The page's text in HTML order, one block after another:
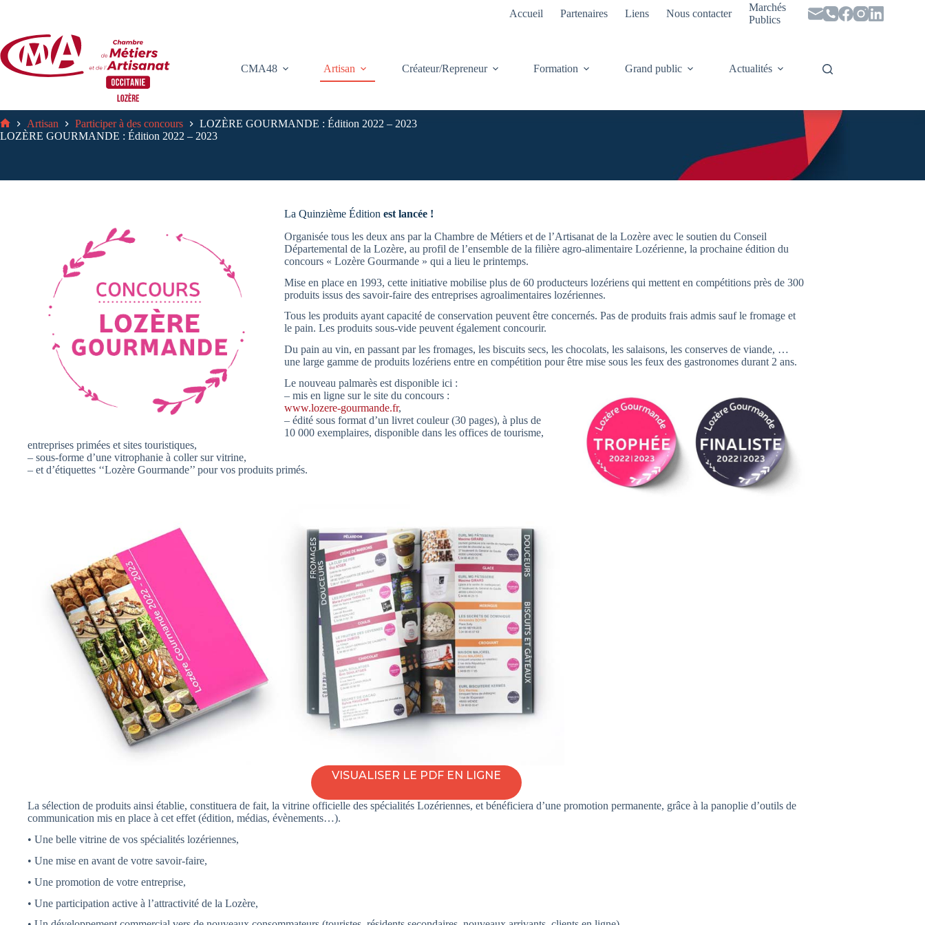
Accueil Partenaires Liens Nous contacter
Marchés
Publics
CMA48 Artisan Créateur/Repreneur Formation Grand public Actualités
Accueil
Artisan Participer à des concours
LOZÈRE GOURMANDE : Édition 2022 – 2023
LOZÈRE GOURMANDE : Édition 2022 – 2023
La Quinzième Édition est lancée !
Organisée tous les deux ans par la Chambre de Métiers et de l’Artisanat de la Lozère avec le soutien du Conseil
Départemental de la Lozère, au profil de l’ensemble de la filière agro-alimentaire Lozérienne, la prochaine édition du
concours « Lozère Gourmande » qui a lieu le printemps.
Mise en place en 1993, cette initiative mobilise plus de 60 producteurs lozériens qui mettent en compétitions près de 300
produits issus des savoir-faire des entreprises agroalimentaires lozériennes.
Tous les produits ayant capacité de conservation peuvent être concernés. Pas de produits frais admis sauf le fromage et
le pain. Les produits sous-vide peuvent également concourir.
Du pain au vin, en passant par les fromages, les biscuits secs, les chocolats, les salaisons, les conserves de viande, …
une large gamme de produits lozériens entre en compétition pour être mise sous les feux des gastronomes durant 2 ans.
Le nouveau palmarès est disponible ici :
– mis en ligne sur le site du concours :
www.lozere-gourmande.fr,
– édité sous format d’un livret couleur (30 pages), à plus de
10 000 exemplaires, disponible dans les offices de tourisme,
entreprises primées et sites touristiques,
– sous-forme d’une vitrophanie à coller sur vitrine,
– et d’étiquettes ‘‘Lozère Gourmande’’ pour vos produits primés.
VISUALISER LE PDF EN LIGNE
La sélection de produits ainsi établie, constituera de fait, la vitrine officielle des spécialités Lozériennes, et bénéficiera d’une promotion permanente, grâce à la panoplie d’outils de
communication mis en place à cet effet (édition, médias, évènements…).
• Une belle vitrine de vos spécialités lozériennes,
• Une mise en avant de votre savoir-faire,
• Une promotion de votre entreprise,
• Une participation active à l’attractivité de la Lozère,